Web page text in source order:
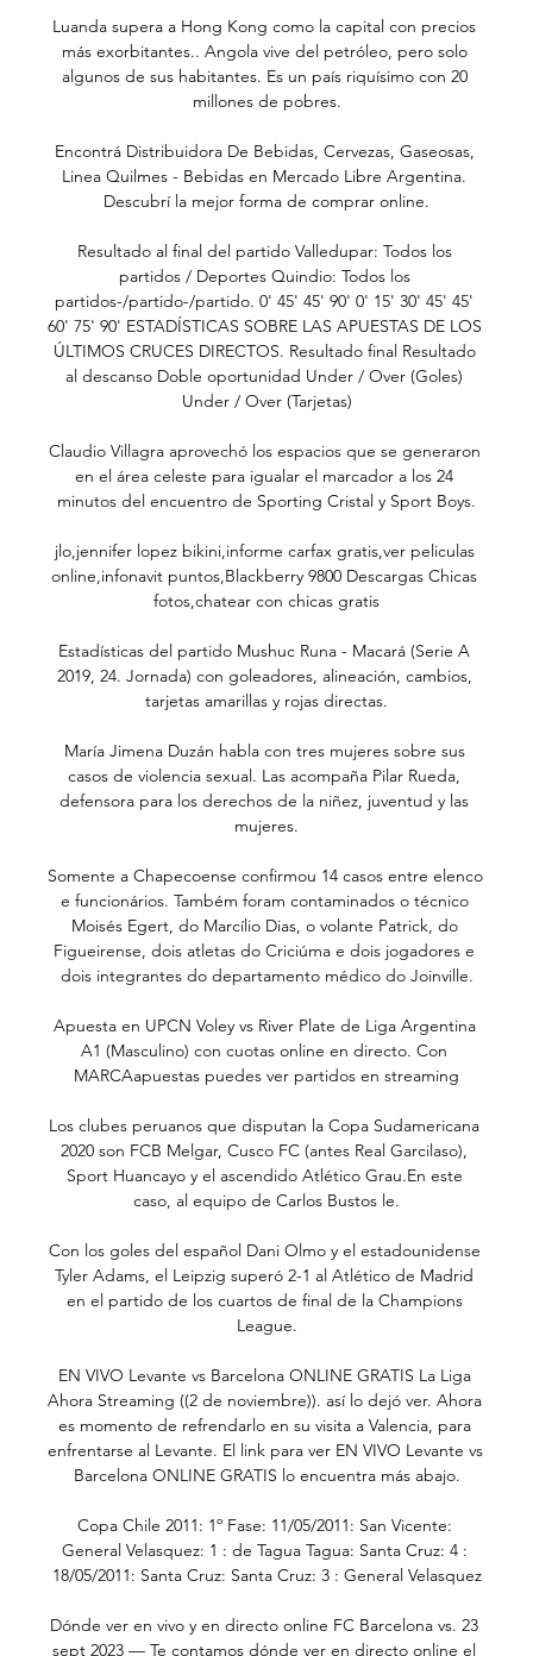
Luanda supera a Hong Kong como la capital con precios más exorbitantes.. Angola vive del petróleo, pero solo algunos de sus habitantes. Es un país riquísimo con 20 millones de pobres.

Encontrá Distribuidora De Bebidas, Cervezas, Gaseosas, Linea Quilmes - Bebidas en Mercado Libre Argentina. Descubrí la mejor forma de comprar online.

Resultado al final del partido Valledupar: Todos los partidos / Deportes Quindio: Todos los partidos-/partido-/partido. 0' 45' 45' 90' 0' 15' 30' 45' 45' 60' 75' 90' ESTADÍSTICAS SOBRE LAS APUESTAS DE LOS ÚLTIMOS CRUCES DIRECTOS. Resultado final Resultado al descanso Doble oportunidad Under / Over (Goles) Under / Over (Tarjetas)

Claudio Villagra aprovechó los espacios que se generaron en el área celeste para igualar el marcador a los 24 minutos del encuentro de Sporting Cristal y Sport Boys.

jlo,jennifer lopez bikini,informe carfax gratis,ver peliculas online,infonavit puntos,Blackberry 9800 Descargas Chicas fotos,chatear con chicas gratis

Estadísticas del partido Mushuc Runa - Macará (Serie A 2019, 24. Jornada) con goleadores, alineación, cambios, tarjetas amarillas y rojas directas.

María Jimena Duzán habla con tres mujeres sobre sus casos de violencia sexual. Las acompaña Pilar Rueda, defensora para los derechos de la niñez, juventud y las mujeres.

Somente a Chapecoense confirmou 14 casos entre elenco e funcionários. Também foram contaminados o técnico Moisés Egert, do Marcílio Dias, o volante Patrick, do Figueirense, dois atletas do Criciúma e dois jogadores e dois integrantes do departamento médico do Joinville.

Apuesta en UPCN Voley vs River Plate de Liga Argentina A1 (Masculino) con cuotas online en directo. Con MARCAapuestas puedes ver partidos en streaming

Los clubes peruanos que disputan la Copa Sudamericana 2020 son FCB Melgar, Cusco FC (antes Real Garcilaso), Sport Huancayo y el ascendido Atlético Grau.En este caso, al equipo de Carlos Bustos le.

Con los goles del español Dani Olmo y el estadounidense Tyler Adams, el Leipzig superó 2-1 al Atlético de Madrid en el partido de los cuartos de final de la Champions League.

EN VIVO Levante vs Barcelona ONLINE GRATIS La Liga Ahora Streaming ((2 de noviembre)). así lo dejó ver. Ahora es momento de refrendarlo en su visita a Valencia, para enfrentarse al Levante. El link para ver EN VIVO Levante vs Barcelona ONLINE GRATIS lo encuentra más abajo.

Copa Chile 2011: 1º Fase: 11/05/2011: San Vicente: General Velasquez: 1 : de Tagua Tagua: Santa Cruz: 4 : 18/05/2011: Santa Cruz: Santa Cruz: 3 : General Velasquez

Dónde ver en vivo y en directo online FC Barcelona vs. 23 sept 2023 — Te contamos dónde ver en directo online el Barcelona vs. Celta de Vigo de La Liga 2023-2024: Movistar, DAZN, canal de TV y streaming en ...

Pronosticos de San Lorenzo de Almagro (Women) x Racing Club (Mujeres) 螺 Resultados de Fútbol ⭐ Pronosticos de Fútbol en directo ⚽ Fútbol en directo ⚡ Juegos de Fútbol azscore.es. Add. Suscríbete : Suscríbete En Directo Hoy Ayer Sin Comenzar Terminados Mañana Calendario Pronósticos Cuotas Base de datos Clasificaciones Mis juegos.

Santiago de Chile, 31 mar (EFE).- La Unión Española se convirtió este fin de semana al término de la sexta jornada en el líder en solitario de la liga de Chile tras vencer 0-2 al O'Higgins.

Ver el partido de Mallorca - Barcelona en directo gratis en Internet. Vive el fútbol de LaLiga Santander en directo desde Diario de Mallorca.

Rojadirecta Online: El partido de la Liga Santander 2020/21 en Directo Online Gratis este es el link para ver tu horario del partido del real madrid atletico del madrid, Barcelona, Inglaterra Premier League, UEFA Champios League en vivo, Alemania, Brasil, Argentina, España, Colombia, etc

En 2002, la banda cumplía 10 años desde su primer disco publicado, por lo que a mediados del 2002 editaron “De La Cabeza con Bersuit Vergarabat”, grabado en vivo en el Estadio Obras Sanitarias y en Show Center de Haedo. Las canciones «Un pacto» y «Perro Amor Explota», fueron los únicos temas nuevos del disco.

Pronósticos de Fútbol - Mexican Segunda Division - Aquí las probabilidades Tecos FC Tuzos De La Uaz , Mexico, consejos útiles para realizar su pronóstico.

Darío Franco D.T. de Universidad de Chile ahora deberá ganar todo y salir campeón con la U para revertir los errores cometidos en la Copa Libertadores y la eliminación de U. de Chile de la Copa. Si quieres saber por internet a que hora juega U. de Chile vs Palestino,. Transmisión de señal para tv: CDF Premium .

Es descendiente en línea directa del Presbítero José María Triana de Mier, Doña Lilia Eufemia Vásquez Aramendiz, quién es su tataranieta.. inicio de su fortaleza económica:. La Alcaldía de Valledupar expidió el Decreto No. 000437 de fecha 14 de julio de 2011,.

Terminou o returno da série B do Campeonato Catarinense. Assim, está definida a fase semifinal que dará as duas ascensões para a elite de 2018. O Concórdia Atlético Clube enfrentará o Marcílio Dias. O primeiro jogo é dia 24 em Itajaí e a volta no dia primeiro de outubro em Concórdia. A outra semifinal é entre Hercílio Luz e Camboriú.

¿Cuándo juega, cómo y dónde ver al Barcelona? Día, hora hace 5 días — ¿Cuándo juega, cómo y dónde ver al Barcelona? Día, hora, canal de TV y streaming online del partido vs. Celta por La Liga. Author Photo.

BARCELONA vs CELTA DE VIGO EN VIVO LA - YouTube YouTube YouTube 7:19 YouTube La Secta Deportiva 23 sept 2023 23 sept 2023

Detalles del juego Mushuc Runa vs Union Espanola pagado el 19 Abril 2019. Mejores probabilidades incluidas ofrecidas por las seis mejores casas de apuestas en línea, los resultados y el análisis de rendimiento de cada equipo basado en los últimos partidos

Ofertas de vuelos baratos de Mallorca España a Barcelona España. Encuentra las mejores ofertas de vuelos desde Mallorca España a Barcelona España y reserva tu billete de avión con Viajes el Corte Inglés.

▶️ Celta Vigo vs Barcelona - en vivo ver partido online y Celta Vigo En vivo online, en directo y Partidos de equipos · Barcelona En vivo online, en directo y Partidos de equipos ver fútbol en directo de cualquier ...

Este fin de semana se jugará la última fecha de la Liga 2, torneo de segunda división que otorga un cupo – al equipo campeón – para ascender a la Primera profesional de la próxima temporada. Cienciano del Cusco (41 puntos), juntoa Atlético Grau de Piura, Alianza Atlético de Sullana y Santos FC de Nazca (todos con 40 puntos) solo.

Descubre las últimas noticias del Valledupar, jugadores que forman su plantilla, resultados en directo, Clasificación, Estadísticas, fichajes, fotos y mucho más en BeSoccer

En la siguiente tercera fase, el vencedor de esta llave enfrentará al ganador de los cruces entre Internacional de Brasil y Universidad de Chile, que empataron sin goles en Santiago.

El domingo por la noche se disputó en el Gimnasio de Urupan de Pando el partido del femenino, ante el equipo local. Peñarol fue más de principio a fin y goleó 14 a 1 a Urupan, manteniendo de esta forma la punta del Torneo Clasificatorio Femenino.

Barcelona vs Granada EN VIVO. Juego del Barça hoy hace 5 días — Sigue el resultado del Barça Barcelona - Granada En Directo Online. Transmisión minuto a minuto y dónde ver del partido del Barcelona hoy, ...

Ver EN VIVO y en DIRECTO ONLINE Celta de Vigo vs. hace 19 horas — Te contamos dónde ver en directo online el Celta de Vigo vs. Barcelona de La Liga 2023-2024: Movistar, DAZN, canal de TV y streaming en vivo.

En Directo: Celta de Vigo vs Barcelona hace 5 horas — hace 21 horas — Celta de Vigo contra Barcelona en vivo, H2H historia. Estadísticas y pronostico apuestas, h2h, goles, partidos pasados.

Lamentablemente el evento Unión La Calera vs Curicó Unido / Campeonato AFP PlanVital 2019 / Segunda Rueda / Fecha 1 ya no está disponible, pero tenemos eventos relacionados que te podrian interesar, VOLVER AL INICIO

Sporting Cristal vs. Sport Huancayo EN VIVO ONLINE | EN DIRECTO sigue el juego por la fecha 4 del Torneo Apertura de la Liga 1, este sábado 22 de febrero, desde las 11:00 a.m. (hora peruana). La transmisión estará a cargo de GOLPERU Para ver fútbol en vivo como este encuentro, Así mismo el minuto a minuto estará en PREVIADEPORTE

La Segunda Sala del Tribunal de Disciplina de la ANFP, dio a conocer el fallo por la denuncia interpuesta por Colchagua, los cuales reclamaban que San Marcos de Arica incumple el artículo 31 de las Bases del Campeonato de 2ª División 2019, ya que no cumplió con los minutos en cancha de juveniles...

2020-5-8 · Carta de Entendimiento entre la Universidad Estatal a Distancia de Costa Rica y la Universidad de San Carlos de Guatemala. Propósito: Regular la oferta del Doctorado en Ciencias de la Administración en la República de Guatemala, que impartirá la UNED de Costa Rica.. Vigencia: Cuatro años a partir de la última fecha de su firma por las partes.. Prorrogable por mutuo acuerdo de los.

2020-5-29 · Carlos Oreamuno Secretario. El señor Oreamuno es Licenciado en Derecho de la Universidad de Costa Rica (becario Fullbright) y posee una maestría en Derecho de la Universidad de Georgetown, Estados Unidos. Desde hace varios años se desempeña como socio en uno de los bufetes de abogados más importantes del país, donde brinda asesoría legal.

Listado completo de Universidades Privadas y Públicas de Costa Rica ordenadas por Región (Alajuela, Heredia, Cartago, Puntarenas, etc), con sus respectivos Datos de contacto y Carreras.

El mejor servicio y productos de Laboratorio-De-Analisis-Clinicos-Ateneo se encuentra ubicado en el estado de Coahuila de la ciudad de Saltillo.

Copa Argentina Comentarios en directo del Atlético Tucumán v Platense 20 de marzo de 2019, incluyendo todas las estadísticas y eventos clave del partido, actualizado al instante.

Real Sporting de Gijón SAD SD Ponferradina SAD Jornada 20 (15/12/2019) Elche CF SAD UD Las Palmas SAD Extremadura UD Málaga CF SAD CF Fuenlabrada SAD UD Almería SAD CD Lugo SAD Real Sporting de Gijón SAD CD Mirandés SAD SD Huesca SAD C